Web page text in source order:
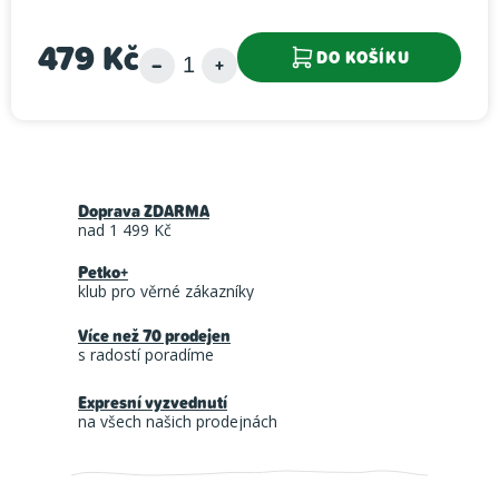
479 Kč DO KOŠÍKU
Doprava ZDARMA
nad 1 499 Kč
Petko+
klub pro věrné zákazníky
Více než 70 prodejen
s radostí poradíme
Expresní vyzvednutí
na všech našich prodejnách